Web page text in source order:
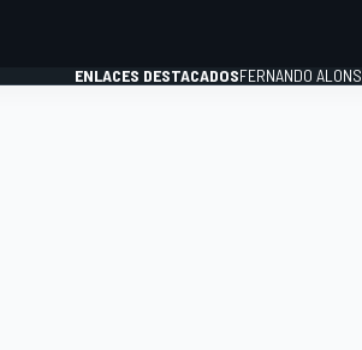
ENLACES DESTACADOSFERNANDO